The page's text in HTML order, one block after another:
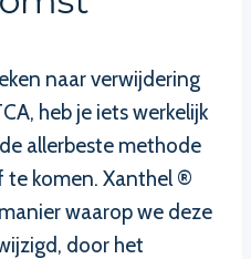
naar verwijdering
heb je iets werkelijk
allerbeste methode
te komen. Xanthel ®
waarop we deze
door het